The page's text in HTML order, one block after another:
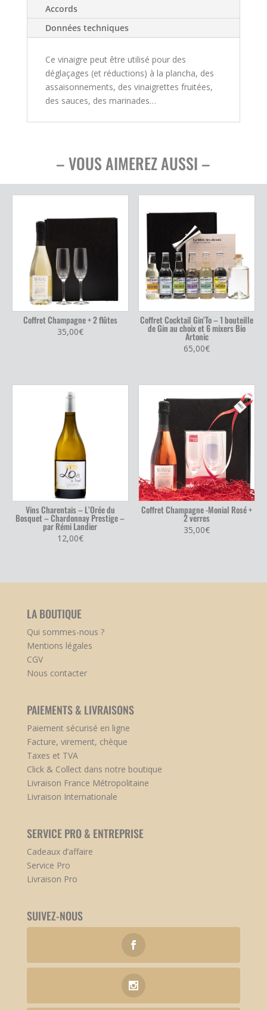
Accords
Données techniques
Ce vinaigre peut être utilisé pour des
déglaçages (et réductions) à la plancha, des
assaisonnements, des vinaigrettes fruitées,
des sauces, des marinades…
– VOUS AIMEREZ AUSSI –
Coffret Champagne + 2 flûtes
35,00€
Coffret Cocktail Gin’To – 1 bouteille
de Gin au choix et 6 mixers Bio
Artonic
65,00€
Vins Charentais – L’Orée du
Bosquet – Chardonnay Prestige –
par Rémi Landier
12,00€
Coffret Champagne -Monial Rosé +
2 verres
35,00€
LA BOUTIQUE
Qui sommes-nous ?
Mentions légales
CGV
Nous contacter
PAIEMENTS & LIVRAISONS
Paiement sécurisé en ligne
Facture, virement, chèque
Taxes et TVA
Click & Collect dans notre boutique
Livraison France Métropolitaine
Livraison Internationale
SERVICE PRO & ENTREPRISE
Cadeaux d’affaire
Service Pro
Livraison Pro
SUIVEZ-NOUS